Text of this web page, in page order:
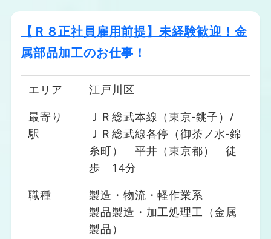
都心エリア（中央区、新宿区、渋谷区、千
代田区、港区、文京区）
23区東エリア（墨田区、江東区、足立区、
23区南エリア（品川区、目黒区、大田区、
世田谷区）
23区西エリア（練馬区、中野区、杉並区）
23区北エリア（豊島区、北区、板橋区）
市部エリア（八王子市、立川市、武蔵野
市、調布市、町田市…他）
【Ｒ８正社員雇用前提】未経験歓迎！金
属部品加工のお仕事！
エリア
江戸川区
最寄り
駅
ＪＲ総武本線（東京-銚子）/
ＪＲ総武線各停（御茶ノ水-錦
糸町） 平井（東京都） 徒
歩 14分
職種
製造・物流・軽作業系
製品製造・加工処理工（金属
製品）